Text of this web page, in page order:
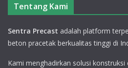
Tentang Kami
Sentra Precast adalah platform
beton pracetak berkualitas tinggi di
Kami menghadirkan solusi